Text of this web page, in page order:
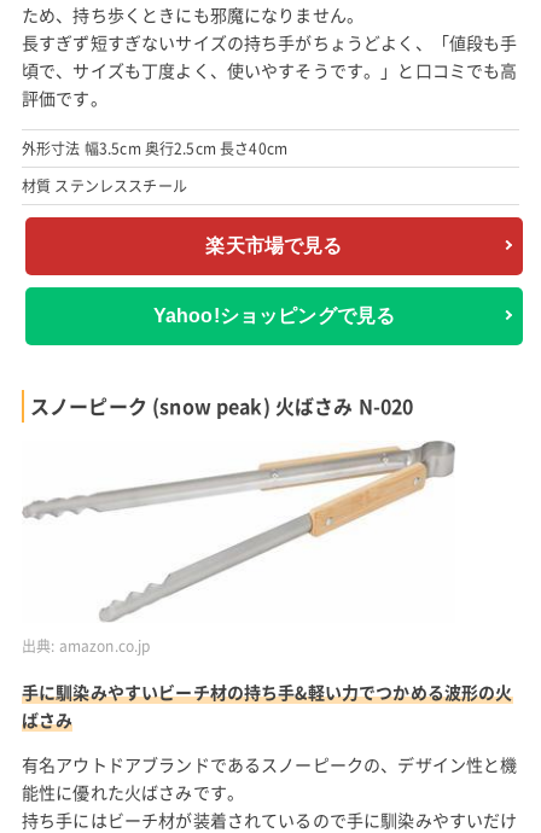
ため、持ち歩くときにも邪魔になりません。
長すぎず短すぎないサイズの持ち手がちょうどよく、「値段も手
頃で、サイズも丁度よく、使いやすそうです。」と口コミでも高
評価です。
外形寸法 幅3.5cm 奥行2.5cm 長さ40cm
材質 ステンレススチール
楽天市場で見る
Yahoo!ショッピングで見る
スノーピーク (snow peak) 火ばさみ N-020
出典: amazon.co.jp
手に馴染みやすいビーチ材の持ち手&軽い力でつかめる波形の火
ばさみ
有名アウトドアブランドであるスノーピークの、デザイン性と機
能性に優れた火ばさみです。
持ち手にはビーチ材が装着されているので手に馴染みやすいだけ